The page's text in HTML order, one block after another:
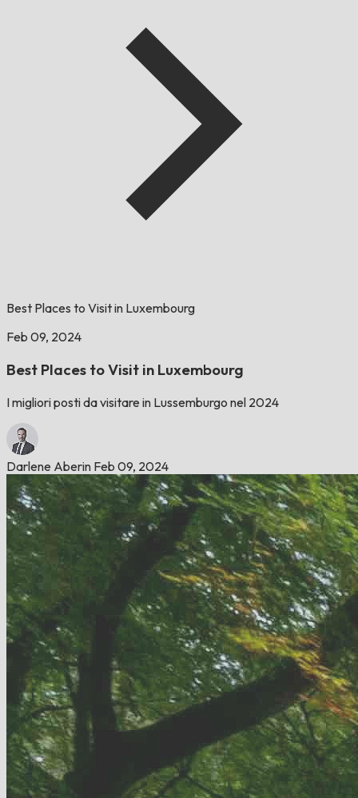
Best Places to Visit in Luxembourg
Feb 09, 2024
Best Places to Visit in Luxembourg
I migliori posti da visitare in Lussemburgo nel 2024
Darlene Aberin Feb 09, 2024